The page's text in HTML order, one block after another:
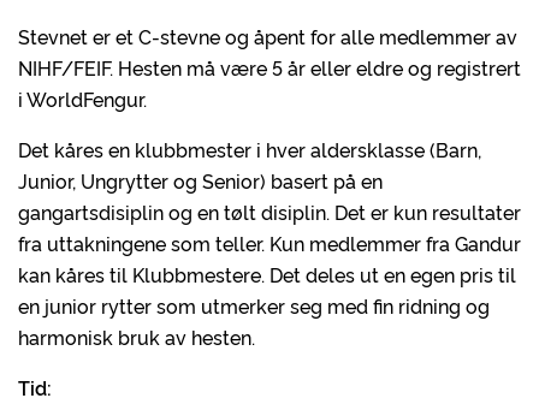
Stevnet er et C-stevne og åpent for alle medlemmer av
NIHF/FEIF. Hesten må være 5 år eller eldre og registrert
i WorldFengur.
Det kåres en klubbmester i hver aldersklasse (Barn,
Junior, Ungrytter og Senior) basert på en
gangartsdisiplin og en tølt disiplin. Det er kun resultater
fra uttakningene som teller. Kun medlemmer fra Gandur
kan kåres til Klubbmestere. Det deles ut en egen pris til
en junior rytter som utmerker seg med fin ridning og
harmonisk bruk av hesten.
Tid: